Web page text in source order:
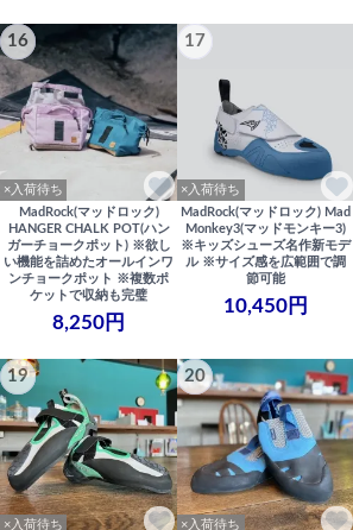
16
×入荷待ち
MadRock(マッドロック)
HANGER CHALK POT(ハン
ガーチョークポット) ※欲し
い機能を詰めたオールインワ
ンチョークポット ※複数ポ
ケットで収納も完璧
8,250円
17
×入荷待ち
MadRock(マッドロック) Mad
Monkey3(マッドモンキー3)
※キッズシューズ名作新モデ
ル ※サイズ感を広範囲で調
節可能
10,450円
19
×入荷待ち
20
×入荷待ち